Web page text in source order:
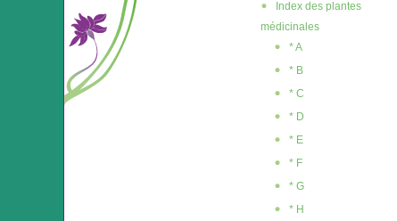
Index des plantes
médicinales
* A
* B
* C
* D
* E
* F
* G
* H